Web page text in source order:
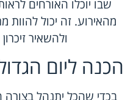
שבו יוכלו האורחים
מהאירוע. זה יכול להוות
ולהשאיר
הכנה ליום
בכדי שהכל יתנהל